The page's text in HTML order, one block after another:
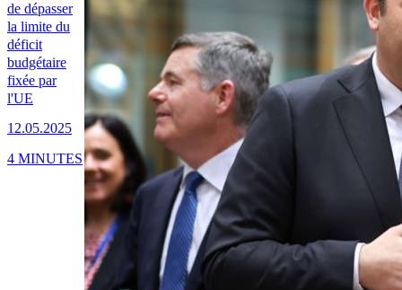
de dépasser
la limite du
déficit
budgétaire
fixée par
l'UE
12.05.2025
4 MINUTES